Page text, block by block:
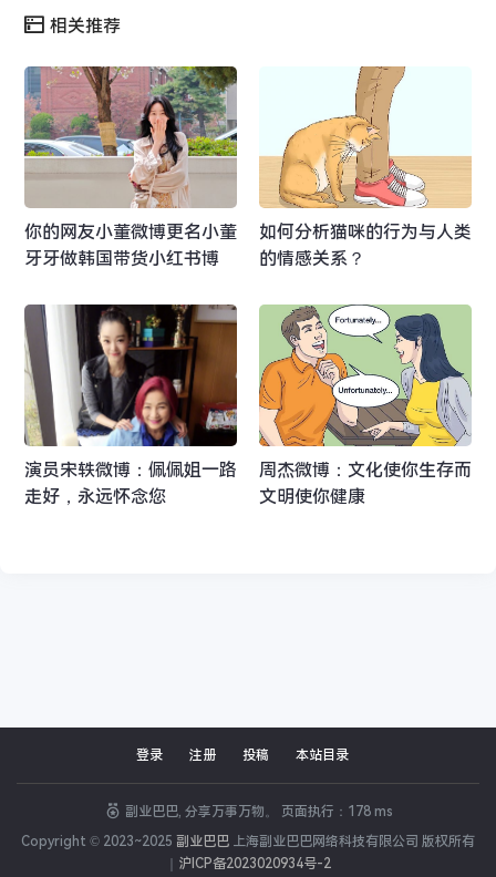
有趣的草根 流浪猫 保护动物
相关推荐
你的网友小董微博更名小董
牙牙做韩国带货小红书博
如何分析猫咪的行为与人类
的情感关系？
演员宋轶微博：佩佩姐一路
走好，永远怀念您​​​
周杰微博：文化使你生存而
文明使你健康
登录 注册 投稿 本站目录
副业巴巴, 分享万事万物。 页面执行：178 ms
Copyright © 2023~2025 副业巴巴 上海副业巴巴网络科技有限公司 版权所有
沪ICP备2023020934号-2